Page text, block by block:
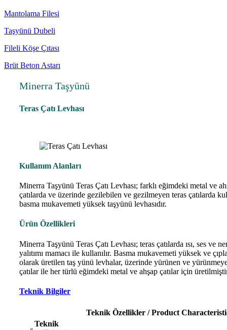
Mantolama Filesi
Taşyünü Dubeli
Fileli Köşe Çıtası
Brüt Beton Astarı
Minerra Taşyünü
Teras Çatı Levhası
Kullanım Alanları
Minerra Taşyünü Teras Çatı Levhası; farklı eğimdeki metal ve
çatılarda ve üzerinde gezilebilen ve gezilmeyen teras çatılarda
basma mukavemeti yüksek taşyünü levhasıdır.
Ürün Özellikleri
Minerra Taşyünü Teras Çatı Levhası; teras çatılarda ısı, ses ve
yalıtımı mamacı ile kullanılır. Basma mukavemeti yüksek ve
olarak üretilen taş yünü levhalar, üzerinde yürünen ve
çatılar ile her türlü eğimdeki metal ve ahşap çatılar için
Teknik Bilgiler
Teknik Özellikler / Product
Teknik